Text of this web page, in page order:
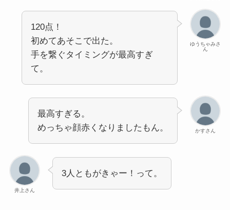
ゆうちゃみさ
ん
120点！
初めてあそこで出た。
手を繋ぐタイミングが最高すぎ
て。
かすさん
最高すぎる。
めっちゃ顔赤くなりましたもん。
井上さん
3人ともがきゃー！って。